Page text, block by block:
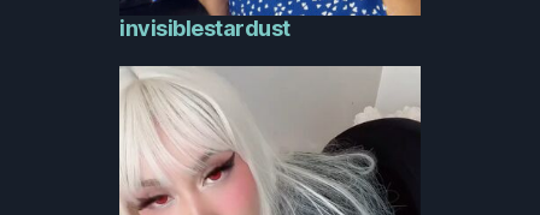
invisiblestardust